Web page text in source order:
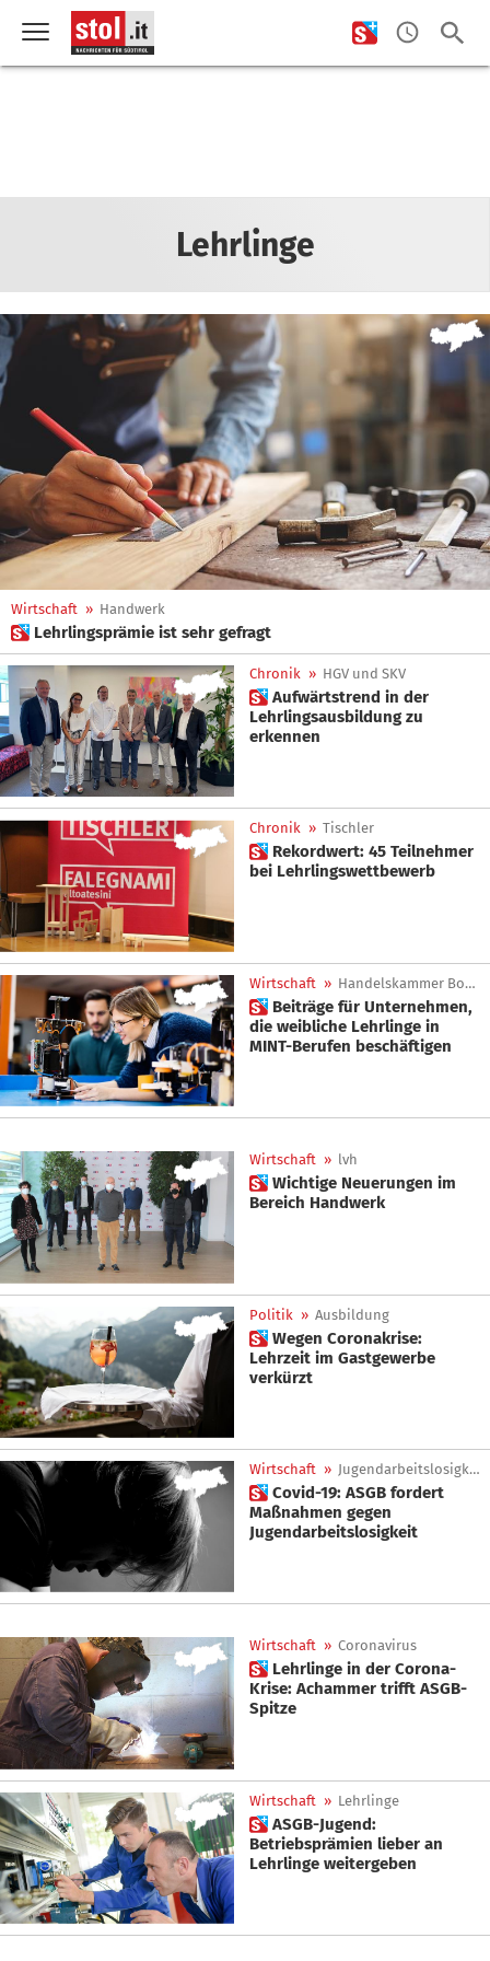
Lehrlinge
Wirtschaft » Handwerk
 Lehrlingsprämie ist sehr gefragt
Chronik » HGV und SKV
 Aufwärtstrend in der
Lehrlingsausbildung zu
erkennen
Chronik » Tischler
 Rekordwert: 45 Teilnehmer
bei Lehrlingswettbewerb
Wirtschaft » Handelskammer Bozen
 Beiträge für Unternehmen,
die weibliche Lehrlinge in
MINT-Berufen beschäftigen
Wirtschaft » lvh
 Wichtige Neuerungen im
Bereich Handwerk
Politik » Ausbildung
 Wegen Coronakrise:
Lehrzeit im Gastgewerbe
verkürzt
Wirtschaft » Jugendarbeitslosigkeit
 Covid-19: ASGB fordert
Maßnahmen gegen
Jugendarbeitslosigkeit
Wirtschaft » Coronavirus
 Lehrlinge in der Corona-
Krise: Achammer trifft ASGB-
Spitze
Wirtschaft » Lehrlinge
 ASGB-Jugend:
Betriebsprämien lieber an
Lehrlinge weitergeben